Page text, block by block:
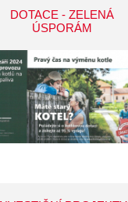
DOTACE - ZELENÁ
ÚSPORÁM